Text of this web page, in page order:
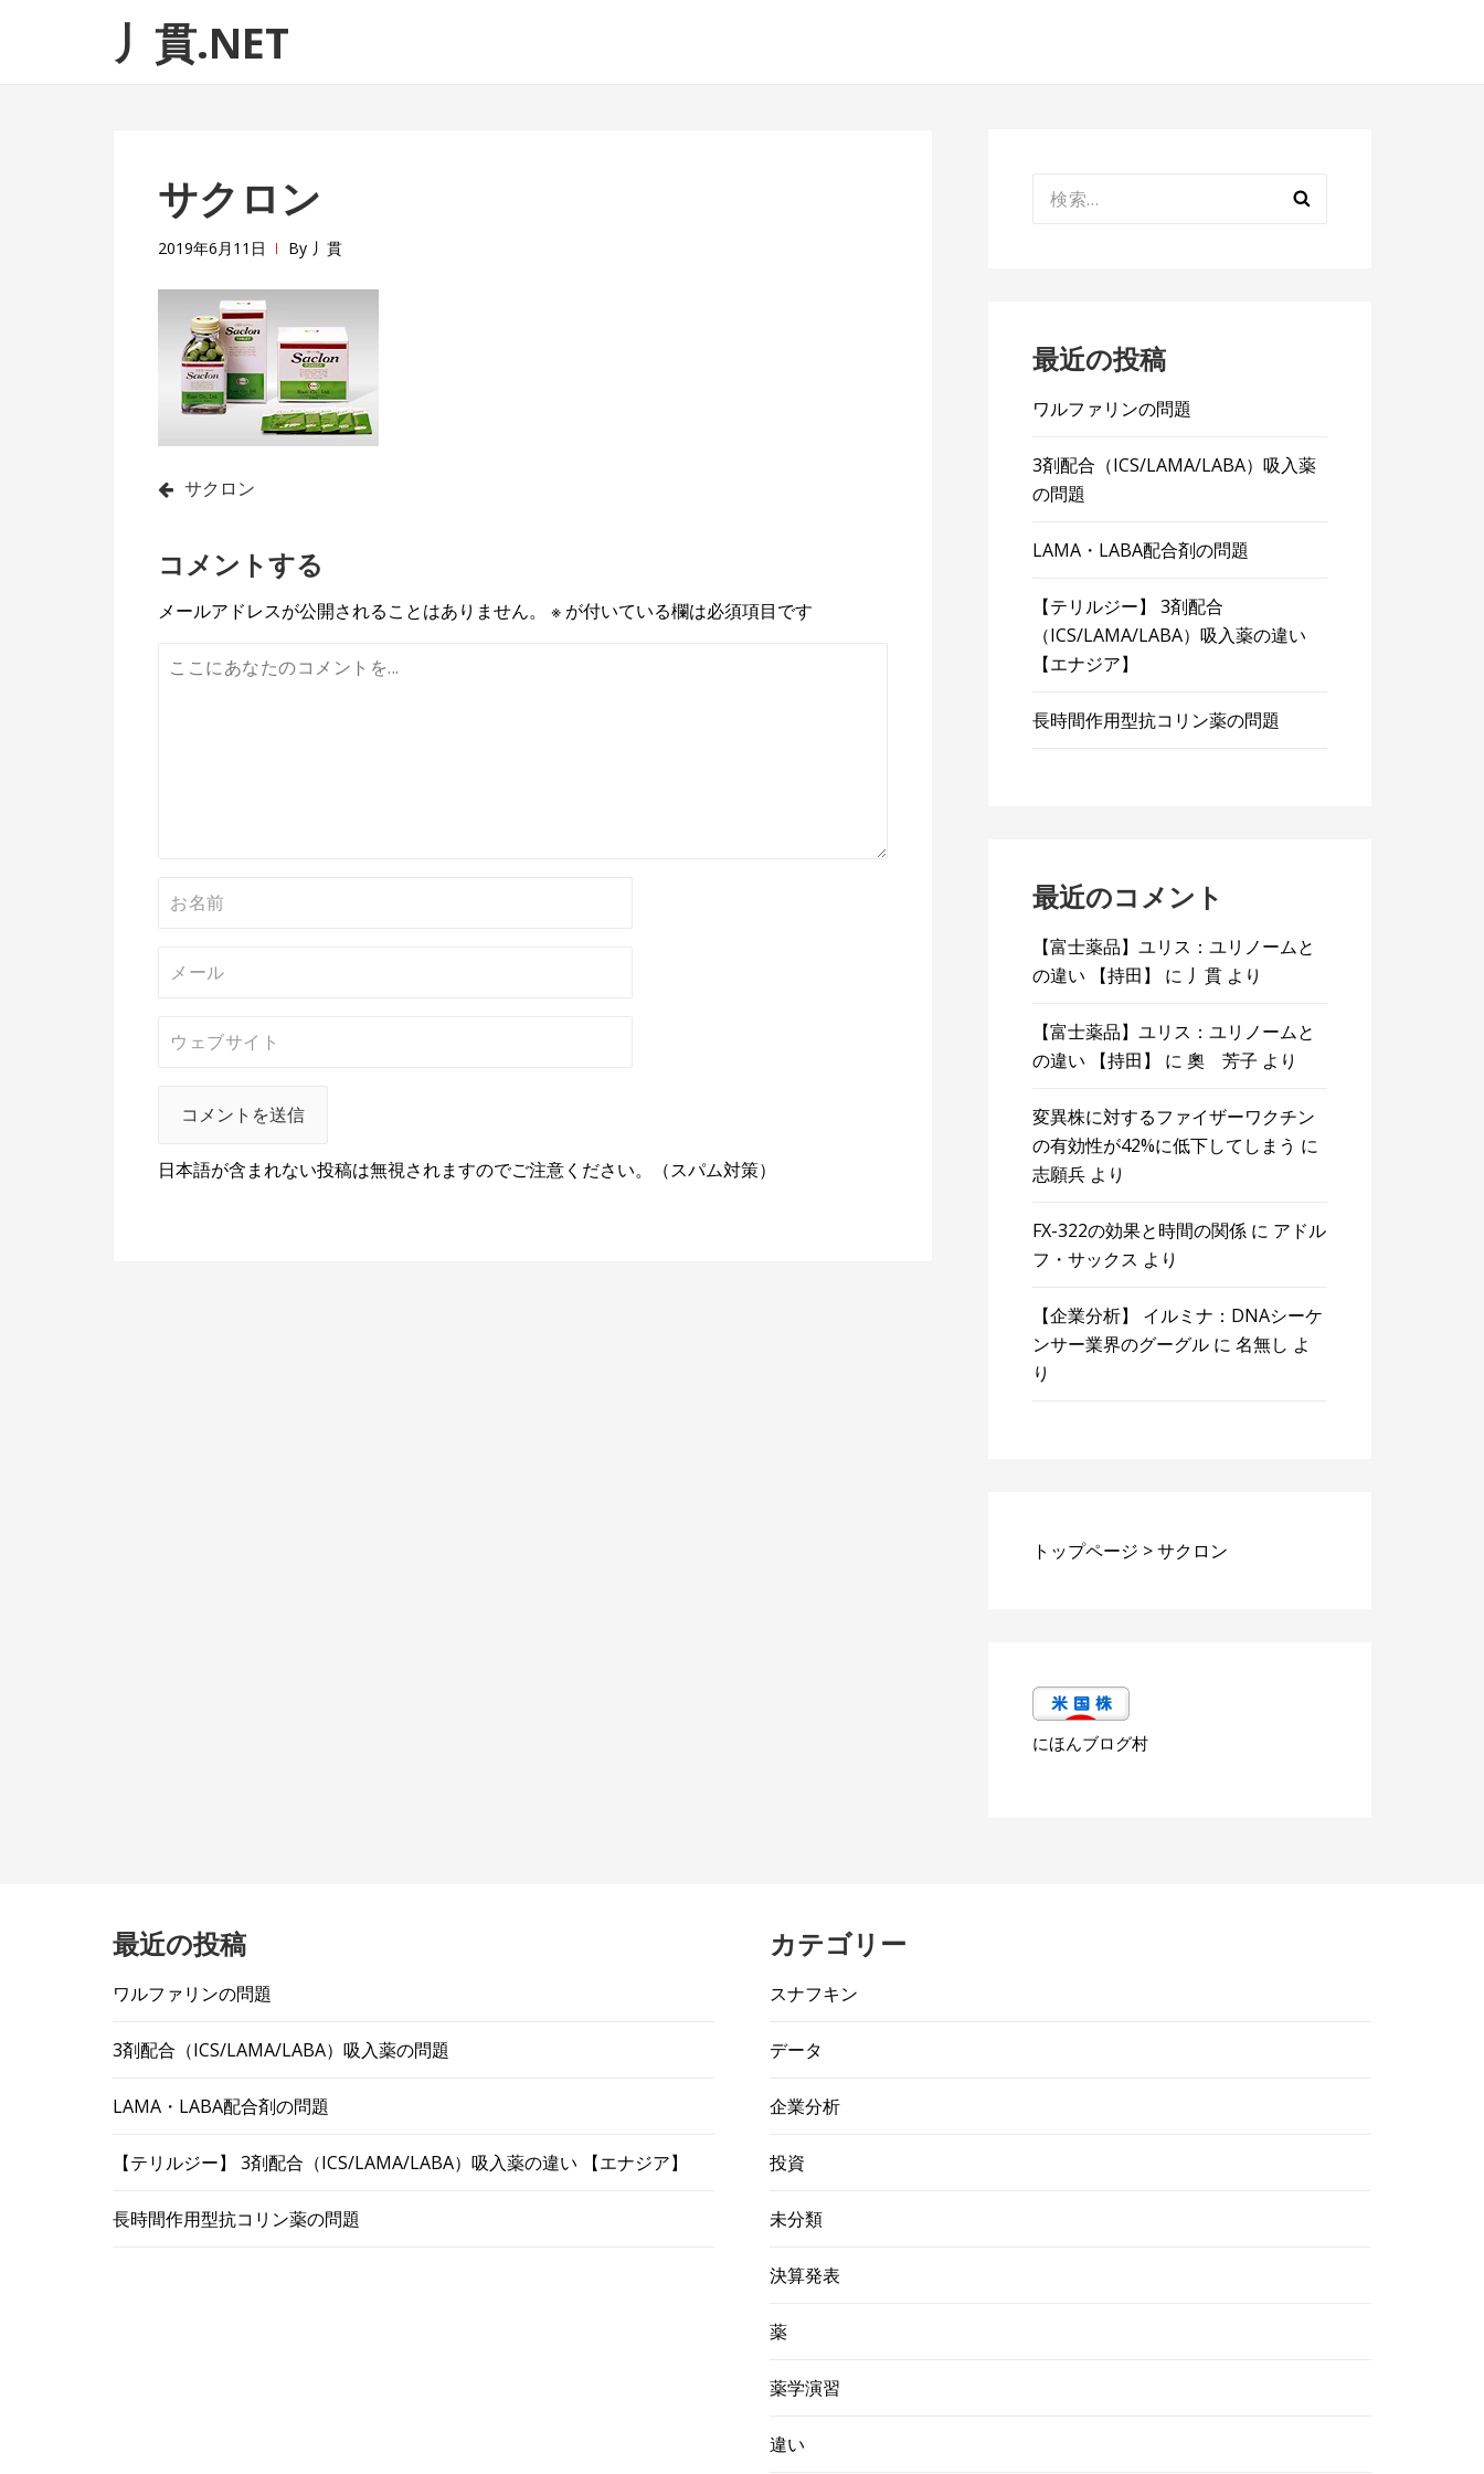
ゲ
テ丿貫.NET
サクロン
2019年6月11日 By 丿貫
投
ナ
ビ
ゲ
サクロン
コメントする
メールアドレスが公開されることはありません。 ※ が付いている欄は必須項目です
日本語が含まれない投稿は無視されますのでご注意ください。（スパム対策）
索:
最近の投稿
ワルファリンの問題
3剤配合（ICS/LAMA/LABA）吸入薬
の問題
LAMA・LABA配合剤の問題
【テリルジー】 3剤配合
（ICS/LAMA/LABA）吸入薬の違い
【エナジア】
長時間作用型抗コリン薬の問題
最近のコメント
【富士薬品】ユリス：ユリノームと
の違い 【持田】
に 丿貫 より
【富士薬品】ユリス：ユリノームと
の違い 【持田】
に奧 芳子 より
変異株に対するファイザーワクチン
の有効性が42%に低下してしまう に
志願兵 より
FX-322の効果と時間の関係 に アドル
フ・サックス より
【企業分析】 イルミナ：DNAシーケ
ンサー業界のグーグル に名無し よ
り
トップページ >サクロン
にほんブログ村
最近の投稿
ワルファリンの問題
3剤配合（ICS/LAMA/LABA）吸入薬の問題
LAMA・LABA配合剤の問題
【テリルジー】 3剤配合（ICS/LAMA/LABA）吸入薬の違い 【エナジア】
長時間作用型抗コリン薬の問題
カテゴリー
スナフキン
データ
企業分析
投資
未分類
決算発表
薬
薬学演習
違い